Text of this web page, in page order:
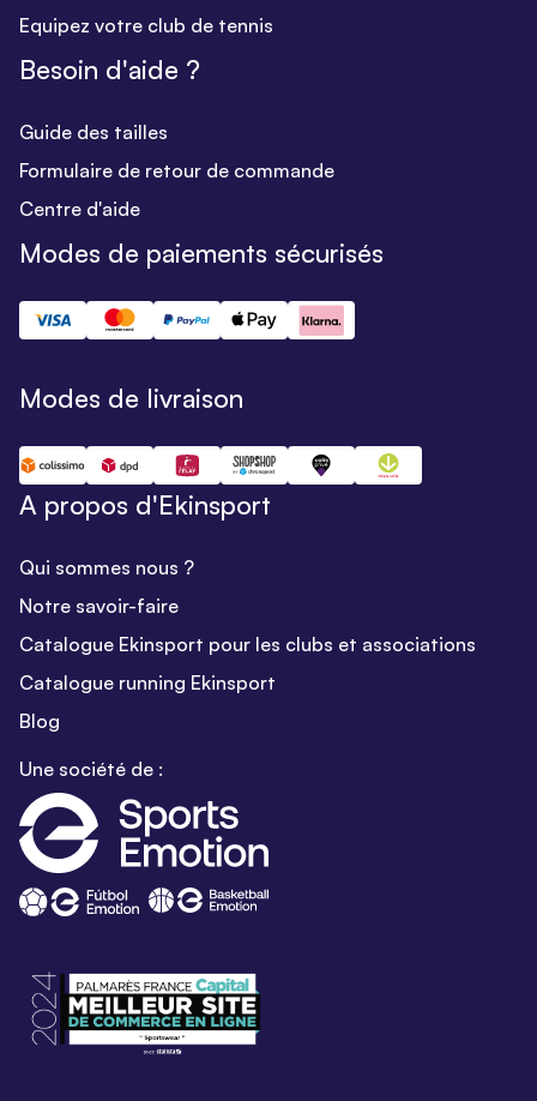
Equipez votre club de tennis
Besoin d'aide ?
Guide des tailles
Formulaire de retour de commande
Centre d'aide
Modes de paiements sécurisés
Modes de livraison
A propos d'Ekinsport
Qui sommes nous ?
Notre savoir-faire
Catalogue Ekinsport pour les clubs et associations
Catalogue running Ekinsport
Blog
Une société de :